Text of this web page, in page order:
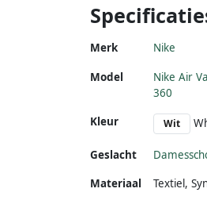
Merk Nike
Model Nike Air
360
Kleur
Wit
Geslacht
Materiaal
Textiel,